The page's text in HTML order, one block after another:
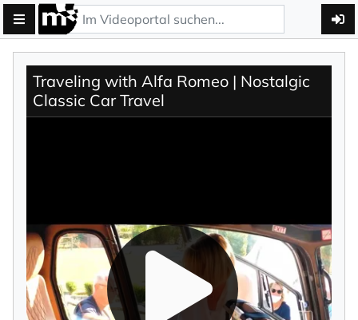
Traveling with Alfa Romeo | Nostalgic
Classic Car Travel